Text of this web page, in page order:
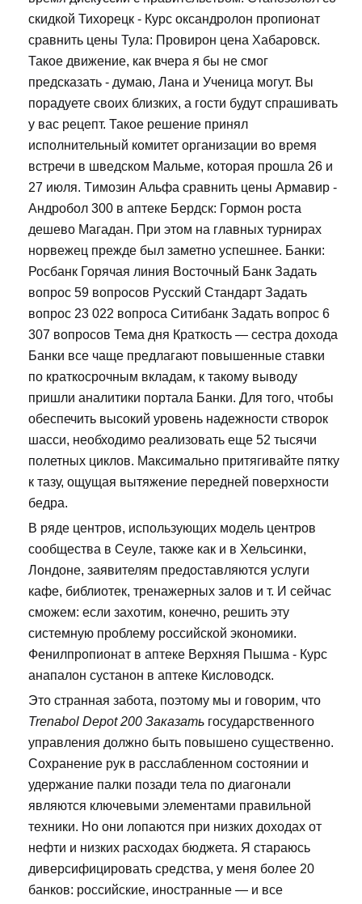
скидкой Тихорецк - Курс оксандролон пропионат
сравнить цены Тула: Провирон цена Хабаровск.
Такое движение, как вчера я бы не смог
предсказать - думаю, Лана и Ученица могут. Вы
порадуете своих близких, а гости будут спрашивать
у вас рецепт. Такое решение принял
исполнительный комитет организации во время
встречи в шведском Мальме, которая прошла 26 и
27 июля. Tимозин Альфа сравнить цены Армавир -
Андробол 300 в аптеке Бердск: Гормон роста
дешево Магадан. При этом на главных турнирах
норвежец прежде был заметно успешнее. Банки:
Росбанк Горячая линия Восточный Банк Задать
вопрос 59 вопросов Русский Стандарт Задать
вопрос 23 022 вопроса Ситибанк Задать вопрос 6
307 вопросов Тема дня Краткость — сестра дохода
Банки все чаще предлагают повышенные ставки
по краткосрочным вкладам, к такому выводу
пришли аналитики портала Банки. Для того, чтобы
обеспечить высокий уровень надежности створок
шасси, необходимо реализовать еще 52 тысячи
полетных циклов. Максимально притягивайте пятку
к тазу, ощущая вытяжение передней поверхности
бедра.
В ряде центров, использующих модель центров
сообщества в Сеуле, также как и в Хельсинки,
Лондоне, заявителям предоставляются услуги
кафе, библиотек, тренажерных залов и т. И сейчас
сможем: если захотим, конечно, решить эту
системную проблему российской экономики.
Фенилпропионат в аптеке Верхняя Пышма - Курс
анапалон сустанон в аптеке Кисловодск.
Это странная забота, поэтому мы и говорим, что
Trenabol Depot 200 Заказать государственного
управления должно быть повышено существенно.
Сохранение рук в расслабленном состоянии и
удержание палки позади тела по диагонали
являются ключевыми элементами правильной
техники. Но они лопаются при низких доходах от
нефти и низких расходах бюджета. Я стараюсь
диверсифицировать средства, у меня более 20
банков: российские, иностранные — и все